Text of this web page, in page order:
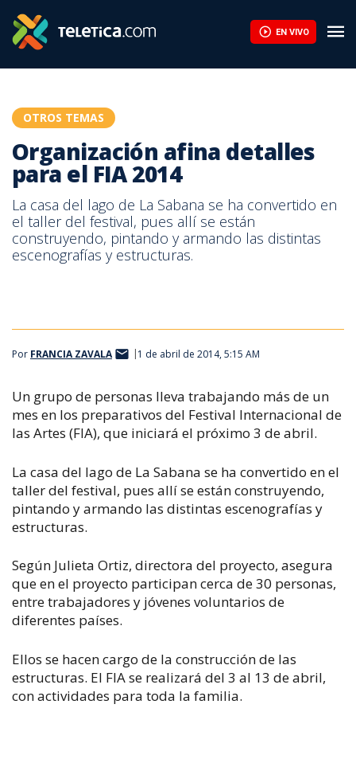
EN VIVO
OTROS TEMAS
Organización afina detalles
para el FIA 2014
La casa del lago de La Sabana se ha convertido en
el taller del festival, pues allí se están
construyendo, pintando y armando las distintas
escenografías y estructuras.
Por FRANCIA ZAVALA 1 de abril de 2014, 5:15 AM
Un grupo de personas lleva trabajando más de un
mes en los preparativos del Festival Internacional de
las Artes (FIA), que iniciará el próximo 3 de abril.
La casa del lago de La Sabana se ha convertido en el
taller del festival, pues allí se están construyendo,
pintando y armando las distintas escenografías y
estructuras.
Según Julieta Ortiz, directora del proyecto, asegura
que en el proyecto participan cerca de 30 personas,
entre trabajadores y jóvenes voluntarios de
diferentes países.
Ellos se hacen cargo de la construcción de las
estructuras. El FIA se realizará del 3 al 13 de abril,
con actividades para toda la familia.